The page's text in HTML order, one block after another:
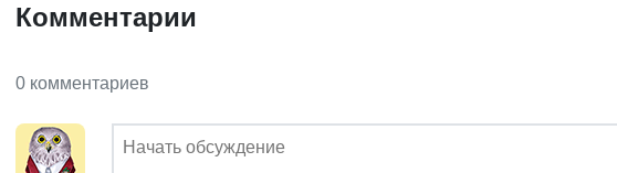
Комментарии
0 комментариев